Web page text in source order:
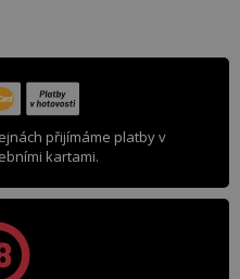
přijímáme platby v
kartami.